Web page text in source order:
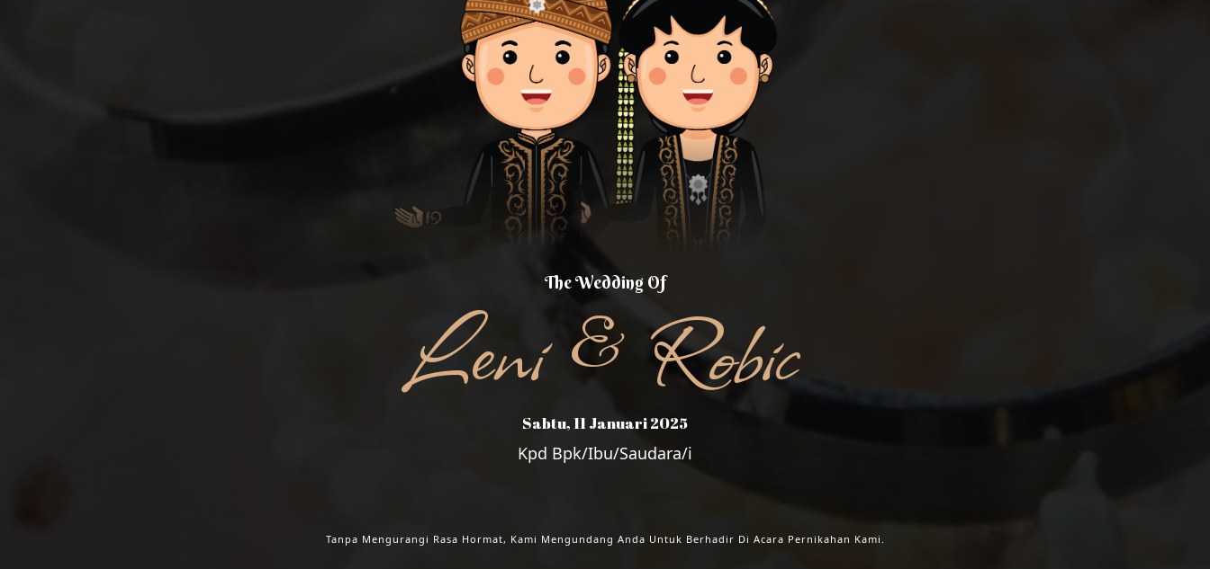
LENI & ROBIC
The Wedding Of
Leni & Robic
Sabtu, 11 Januari 2025
Kpd Bpk/Ibu/Saudara/i
Tanpa Mengurangi Rasa Hormat, Kami Mengundang Anda Untuk Berhadir Di Acara Pernikahan Kami.